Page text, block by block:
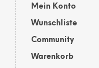
Mein Konto
Wunschliste
Community
Warenkorb